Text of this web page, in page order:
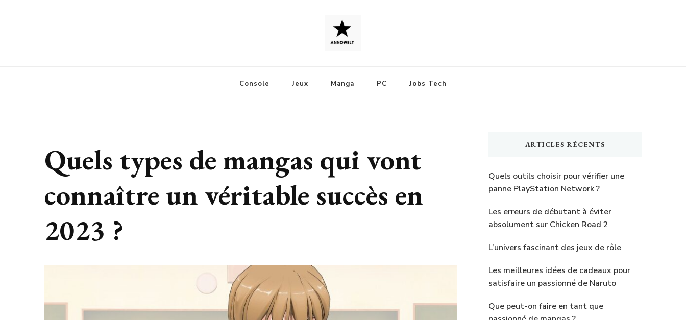
Console Jeux Manga PC Jobs Tech
Quels types de mangas qui vont
connaître un véritable succès en
2023 ?
ARTICLES RÉCENTS
Quels outils choisir pour vérifier une
panne PlayStation Network ?
Les erreurs de débutant à éviter
absolument sur Chicken Road 2
L’univers fascinant des jeux de rôle
Les meilleures idées de cadeaux pour
satisfaire un passionné de Naruto
Que peut-on faire en tant que